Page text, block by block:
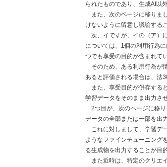
られたものであり、生成AI以
また、次のページに移りま
けないように留意し議論する
次、イですが、イの（ア）
については、1個の利用行為
つでも享受の目的が含まれて
そのため、ある利用行為が
あると評価される場合は、法
また、享受目的が併存する
学習データをそのまま出力さ
2つ目が、次のページに移
データの全部または一部を出
これに対しまして、学習デ
ようなファインチューニング
る生成物を出力することが目
また近時は、特定のクリエ